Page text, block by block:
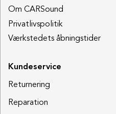
Om CARSound
Privatlivspolitik
Værkstedets åbningstider
Kundeservice
Returnering
Reparation